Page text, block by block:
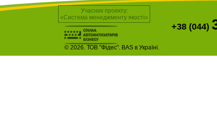
Учасник проекту:
«Система менеджменту якості»
© 2026. ТОВ "Фідес". BAS в Україні.
+38 (044)